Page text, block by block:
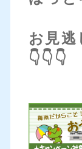
お見逃
👇👇👇